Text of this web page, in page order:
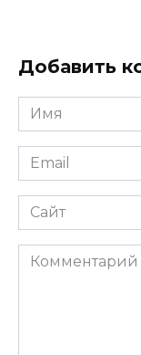
Добавить
Имя
*
Email
*
Сайт
Комментарий